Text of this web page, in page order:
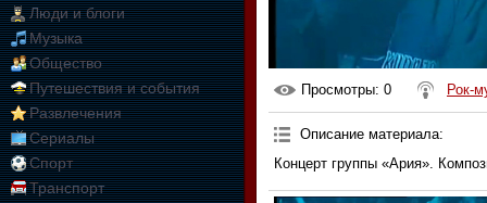
Люди и блоги
Музыка
Общество
Путешествия и события
Развлечения
Сериалы
Спорт
Транспорт
Просмотры: 0 Рок-
Описание материала:
Концерт группы «Ария».